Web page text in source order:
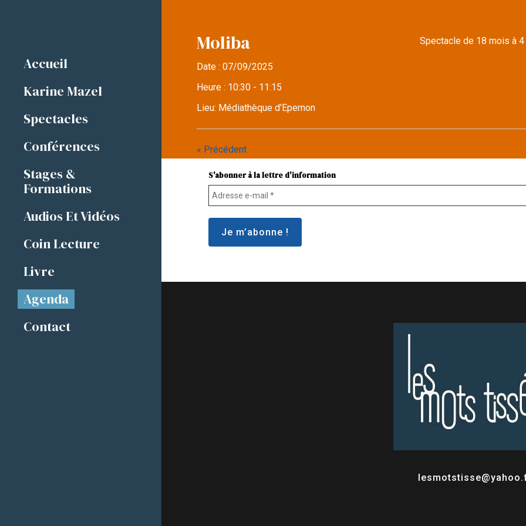
Accueil
Karine Mazel
Spectacles
Conférences
Stages &
Formations
Audios Et Vidéos
Coin Lecture
Livre
Agenda
Contact
Moliba
Date :07/09/2025
Heure : 10:30 - 11:15
Lieu: Médiathèque d'Epernon
Spectacle de 18 mois à 4
« Précédent
S'abonner à la lettre d'information